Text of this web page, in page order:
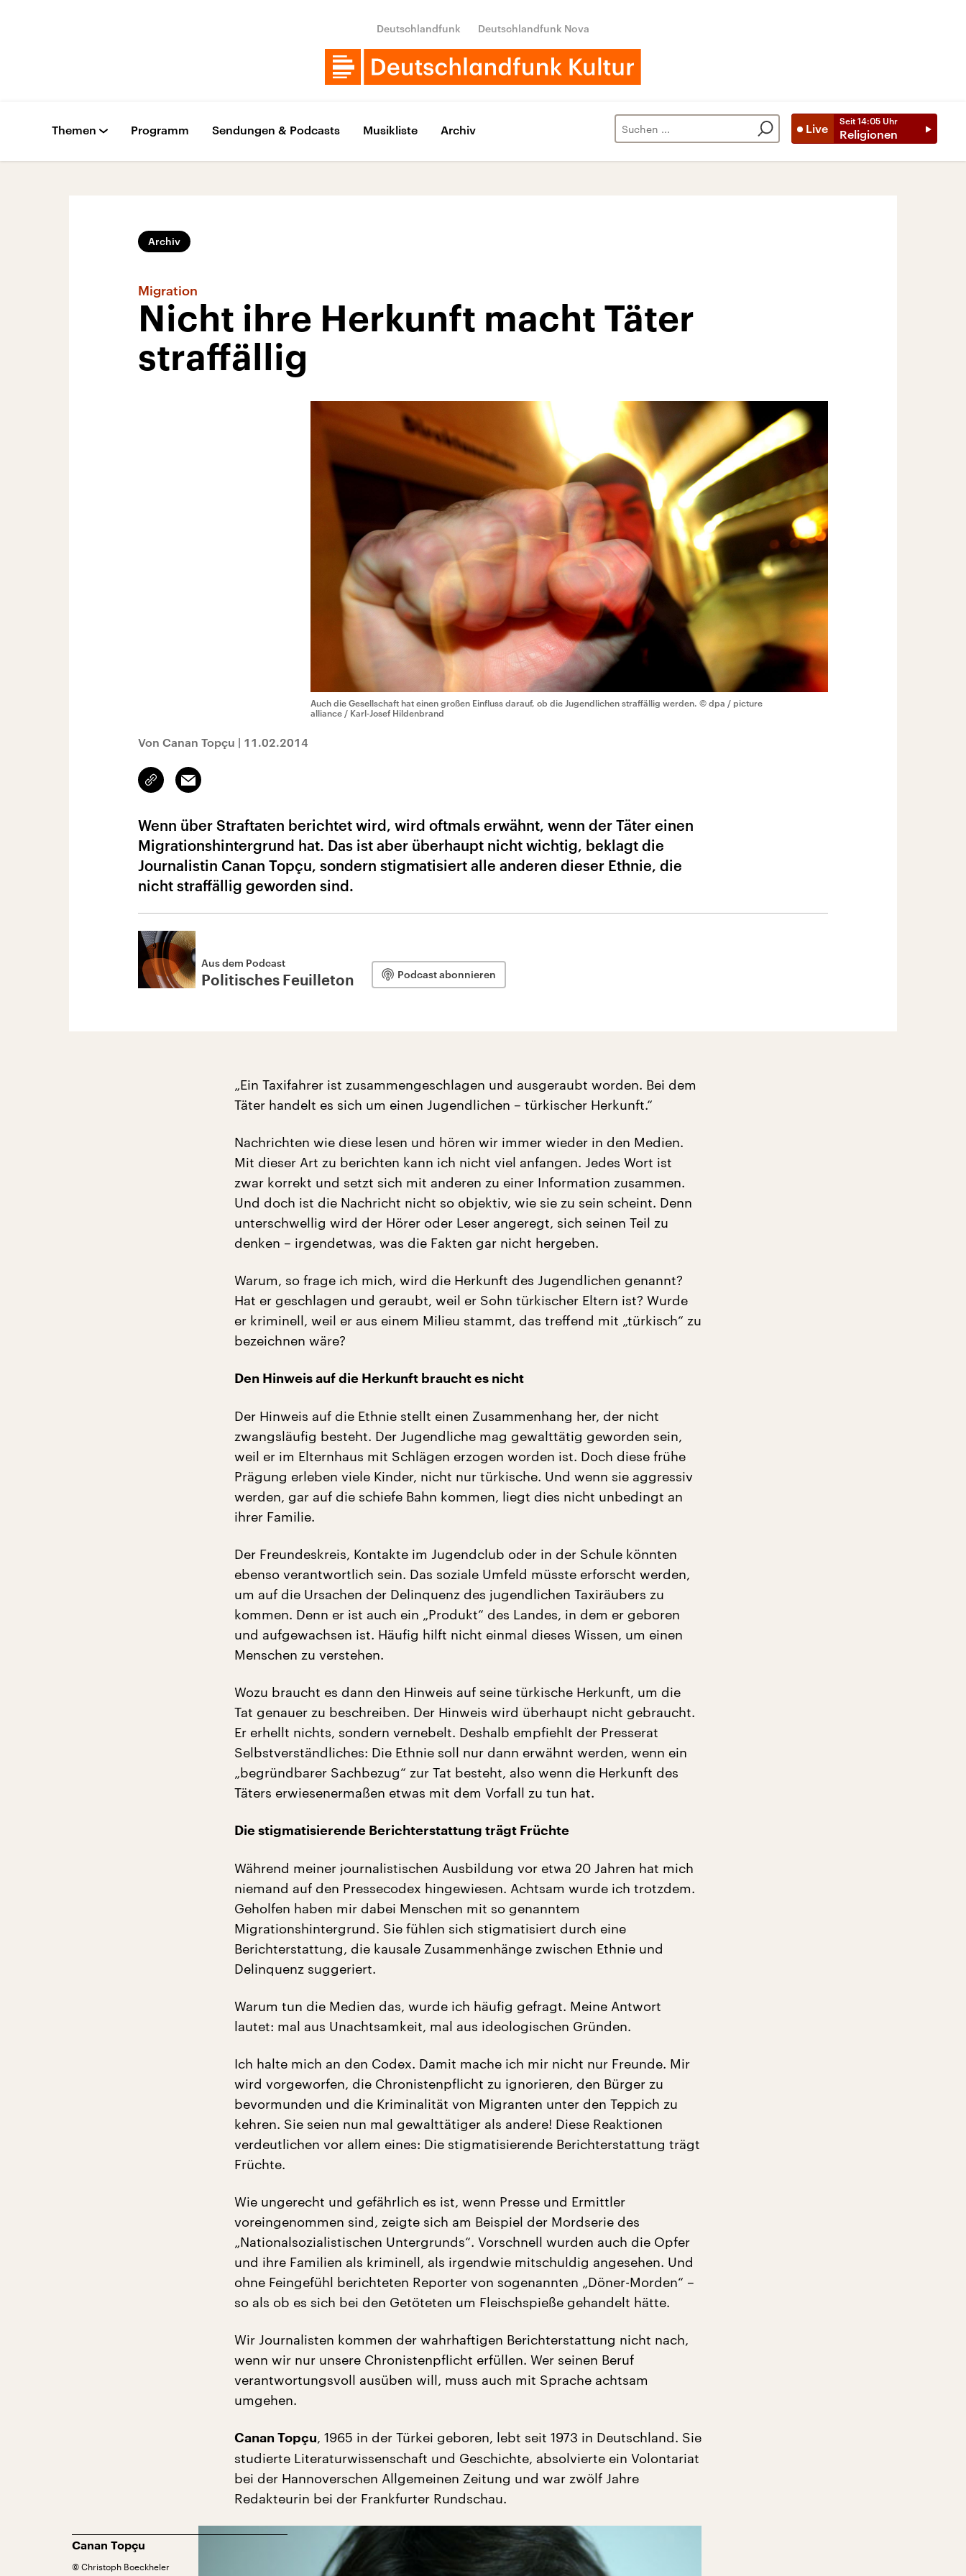
Deutschlandfunk Deutschlandfunk Nova
Live
Seit 14:05 Uhr
Religionen
Themen Programm Sendungen & Podcasts Musikliste Archiv
Archiv
Migration
Nicht ihre Herkunft macht Täter
straffällig
Auch die Gesellschaft hat einen großen Einfluss darauf, ob die Jugendlichen straffällig werden. © dpa / picture
alliance / Karl-Josef Hildenbrand
Von Canan Topçu | 11.02.2014
Link
kopieren/teilen
Email
Wenn über Straftaten berichtet wird, wird oftmals erwähnt, wenn der Täter einen
Migrationshintergrund hat. Das ist aber überhaupt nicht wichtig, beklagt die
Journalistin Canan Topçu, sondern stigmatisiert alle anderen dieser Ethnie, die
nicht straffällig geworden sind.
Aus dem Podcast
Politisches Feuilleton Podcast abonnieren
„Ein Taxifahrer ist zusammengeschlagen und ausgeraubt worden. Bei dem
Täter handelt es sich um einen Jugendlichen – türkischer Herkunft.“
Nachrichten wie diese lesen und hören wir immer wieder in den Medien.
Mit dieser Art zu berichten kann ich nicht viel anfangen. Jedes Wort ist
zwar korrekt und setzt sich mit anderen zu einer Information zusammen.
Und doch ist die Nachricht nicht so objektiv, wie sie zu sein scheint. Denn
unterschwellig wird der Hörer oder Leser angeregt, sich seinen Teil zu
denken – irgendetwas, was die Fakten gar nicht hergeben.
Warum, so frage ich mich, wird die Herkunft des Jugendlichen genannt?
Hat er geschlagen und geraubt, weil er Sohn türkischer Eltern ist? Wurde
er kriminell, weil er aus einem Milieu stammt, das treffend mit „türkisch“ zu
bezeichnen wäre?
Den Hinweis auf die Herkunft braucht es nicht
Der Hinweis auf die Ethnie stellt einen Zusammenhang her, der nicht
zwangsläufig besteht. Der Jugendliche mag gewalttätig geworden sein,
weil er im Elternhaus mit Schlägen erzogen worden ist. Doch diese frühe
Prägung erleben viele Kinder, nicht nur türkische. Und wenn sie aggressiv
werden, gar auf die schiefe Bahn kommen, liegt dies nicht unbedingt an
ihrer Familie.
Der Freundeskreis, Kontakte im Jugendclub oder in der Schule könnten
ebenso verantwortlich sein. Das soziale Umfeld müsste erforscht werden,
um auf die Ursachen der Delinquenz des jugendlichen Taxiräubers zu
kommen. Denn er ist auch ein „Produkt“ des Landes, in dem er geboren
und aufgewachsen ist. Häufig hilft nicht einmal dieses Wissen, um einen
Menschen zu verstehen.
Wozu braucht es dann den Hinweis auf seine türkische Herkunft, um die
Tat genauer zu beschreiben. Der Hinweis wird überhaupt nicht gebraucht.
Er erhellt nichts, sondern vernebelt. Deshalb empfiehlt der Presserat
Selbstverständliches: Die Ethnie soll nur dann erwähnt werden, wenn ein
„begründbarer Sachbezug“ zur Tat besteht, also wenn die Herkunft des
Täters erwiesenermaßen etwas mit dem Vorfall zu tun hat.
Die stigmatisierende Berichterstattung trägt Früchte
Während meiner journalistischen Ausbildung vor etwa 20 Jahren hat mich
niemand auf den Pressecodex hingewiesen. Achtsam wurde ich trotzdem.
Geholfen haben mir dabei Menschen mit so genanntem
Migrationshintergrund. Sie fühlen sich stigmatisiert durch eine
Berichterstattung, die kausale Zusammenhänge zwischen Ethnie und
Delinquenz suggeriert.
Warum tun die Medien das, wurde ich häufig gefragt. Meine Antwort
lautet: mal aus Unachtsamkeit, mal aus ideologischen Gründen.
Ich halte mich an den Codex. Damit mache ich mir nicht nur Freunde. Mir
wird vorgeworfen, die Chronistenpflicht zu ignorieren, den Bürger zu
bevormunden und die Kriminalität von Migranten unter den Teppich zu
kehren. Sie seien nun mal gewalttätiger als andere! Diese Reaktionen
verdeutlichen vor allem eines: Die stigmatisierende Berichterstattung trägt
Früchte.
Wie ungerecht und gefährlich es ist, wenn Presse und Ermittler
voreingenommen sind, zeigte sich am Beispiel der Mordserie des
„Nationalsozialistischen Untergrunds“. Vorschnell wurden auch die Opfer
und ihre Familien als kriminell, als irgendwie mitschuldig angesehen. Und
ohne Feingefühl berichteten Reporter von sogenannten „Döner-Morden“ –
so als ob es sich bei den Getöteten um Fleischspieße gehandelt hätte.
Wir Journalisten kommen der wahrhaftigen Berichterstattung nicht nach,
wenn wir nur unsere Chronistenpflicht erfüllen. Wer seinen Beruf
verantwortungsvoll ausüben will, muss auch mit Sprache achtsam
umgehen.
Canan Topçu, 1965 in der Türkei geboren, lebt seit 1973 in Deutschland. Sie
studierte Literaturwissenschaft und Geschichte, absolvierte ein Volontariat
bei der Hannoverschen Allgemeinen Zeitung und war zwölf Jahre
Redakteurin bei der Frankfurter Rundschau.
Canan Topçu
© Christoph Boeckheler